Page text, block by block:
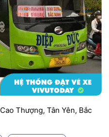
Thượng, Tân Yên, Bắc